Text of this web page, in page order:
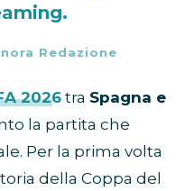
Redazione
2026 tra Spagna e
la partita che
Per la prima volta
della Coppa del